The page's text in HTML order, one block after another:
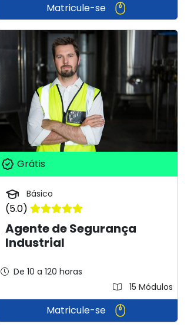
Matricule-se
Grátis
Básico
(5.0)
Agente de Segurança
Industrial
De 10 a 120 horas
15 Módulos
Matricule-se